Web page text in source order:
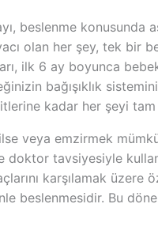
beslenme
olan her şey, tek bir
ilk 6 ay boyunca
bağışıklık
kadar her şeyi
veya emzirmek
doktor tavsiyesiyle
karşılamak üzere
beslenmesidir. Bu